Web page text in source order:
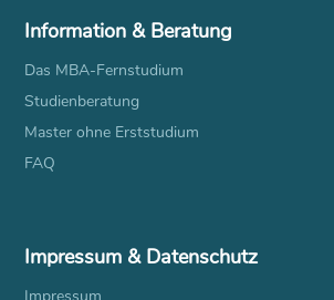
Information & Beratung
Das MBA-Fernstudium
Studienberatung
Master ohne Erststudium
FAQ
Impressum & Datenschutz
Impressum